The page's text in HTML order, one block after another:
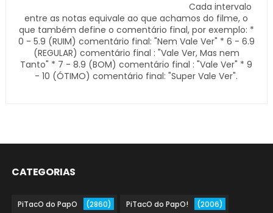
Cada intervalo
entre as notas equivale ao que achamos do filme, o
que também define o comentário final, por exemplo: *
0 - 5.9 (RUIM) comentário final: "Nem Vale Ver" * 6 - 6.9
(REGULAR) comentário final : "Vale Ver, Mas nem
Tanto" * 7 - 8.9 (BOM) comentário final : "Vale Ver" * 9
- 10 (ÓTIMO) comentário final: "Super Vale Ver".
CATEGORIAS
PiTacO do PapO (2860) PiTacO do PapO! (2006)